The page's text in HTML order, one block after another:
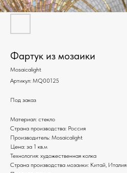
Фартук из мозаики
Mosaicalight
Артикул: MQ00125
Под заказ
Материал: стекло
Страна производства: Россия
Производитель: Mosaicalight
Цена: за 1 кв.м
Технология: художественная колка
Страна производства мозаики: Китай, Италия